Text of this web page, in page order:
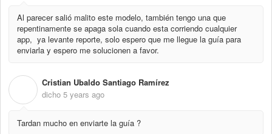
Al parecer salió malito este modelo, también tengo una que
repentinamente se apaga sola cuando esta corriendo cualquier
app, ya levante reporte, solo espero que me llegue la guía para
enviarla y espero me solucionen a favor.
Cristian Ubaldo Santiago Ramírez
dicho 5 years ago
Tardan mucho en enviarte la guía ?